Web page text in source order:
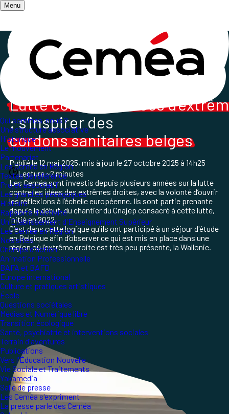
Menu
Qui sommes-nous ?
Une structure associative
Historique
Le mouvement
Partenariat
Les Ceméa en Région
Textes de référence
Projet associatif
Les grand.es pédagogues
Histoire
Rapports d'Activité
Un Etablissement d'Enseignement Supérieur
Les Ceméa en Région
Nos sites
Champs d'action
Animation Professionnelle
BAFA et BAFD
Europe international
Culture et pratiques artistiques
École
Questions sociétales
Médias et Numérique libre
Transition écologique
Santé, psychiatrie et interventions sociales
Terrain d'aventures
Publications
Vers l'Éducation Nouvelle
Vie Sociale et Traitements
Yakamedia
Salle de presse
Les Ceméa s'expriment
La presse parle des Ceméa
Accueil/
Les champs d'action
L'Action Internationale des Ceméa France
Retour sur un séjour d'étude en Belgique
Lutte contre les idées
: s’inspirer des
cordons sanitaires belges
Publié le12 mai 2025, mis à jour le27 octobre 2025 à 14h25
Lecture ~2 minutes
Les Ceméa sont investis depuis plusieurs années sur la lutte
contre les idées des extrêmes droites, avec la volonté d’ouvrir
les réflexions à l’échelle européenne. Ils sont partie prenante
depuis le début, du chantier du Cnajep consacré à cette lutte,
initié en 2022.
C’est dans cette logique qu'ils ont participé à un séjour d'étude
en Belgique afin d’observer ce qui est mis en place dans une
région où l’extrême droite est très peu présente, la Wallonie.